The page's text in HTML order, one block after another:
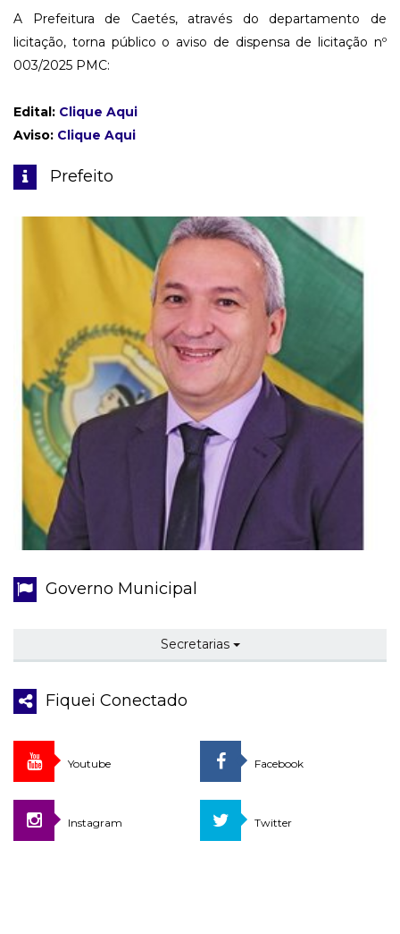
A Prefeitura de Caetés, através do departamento de
licitação, torna público o aviso de dispensa de licitação nº
003/2025 PMC:
Edital: Clique Aqui
Aviso: Clique Aqui
Prefeito
Governo Municipal
Secretarias
Fiquei Conectado
Youtube Facebook
Instagram Twitter